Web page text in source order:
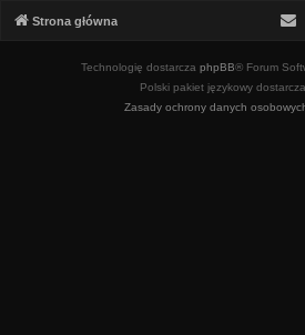
Strona główna
Technologię dostarcza phpBB® Forum
Polski pakiet językowy dostarcza
Zasady ochrony danych